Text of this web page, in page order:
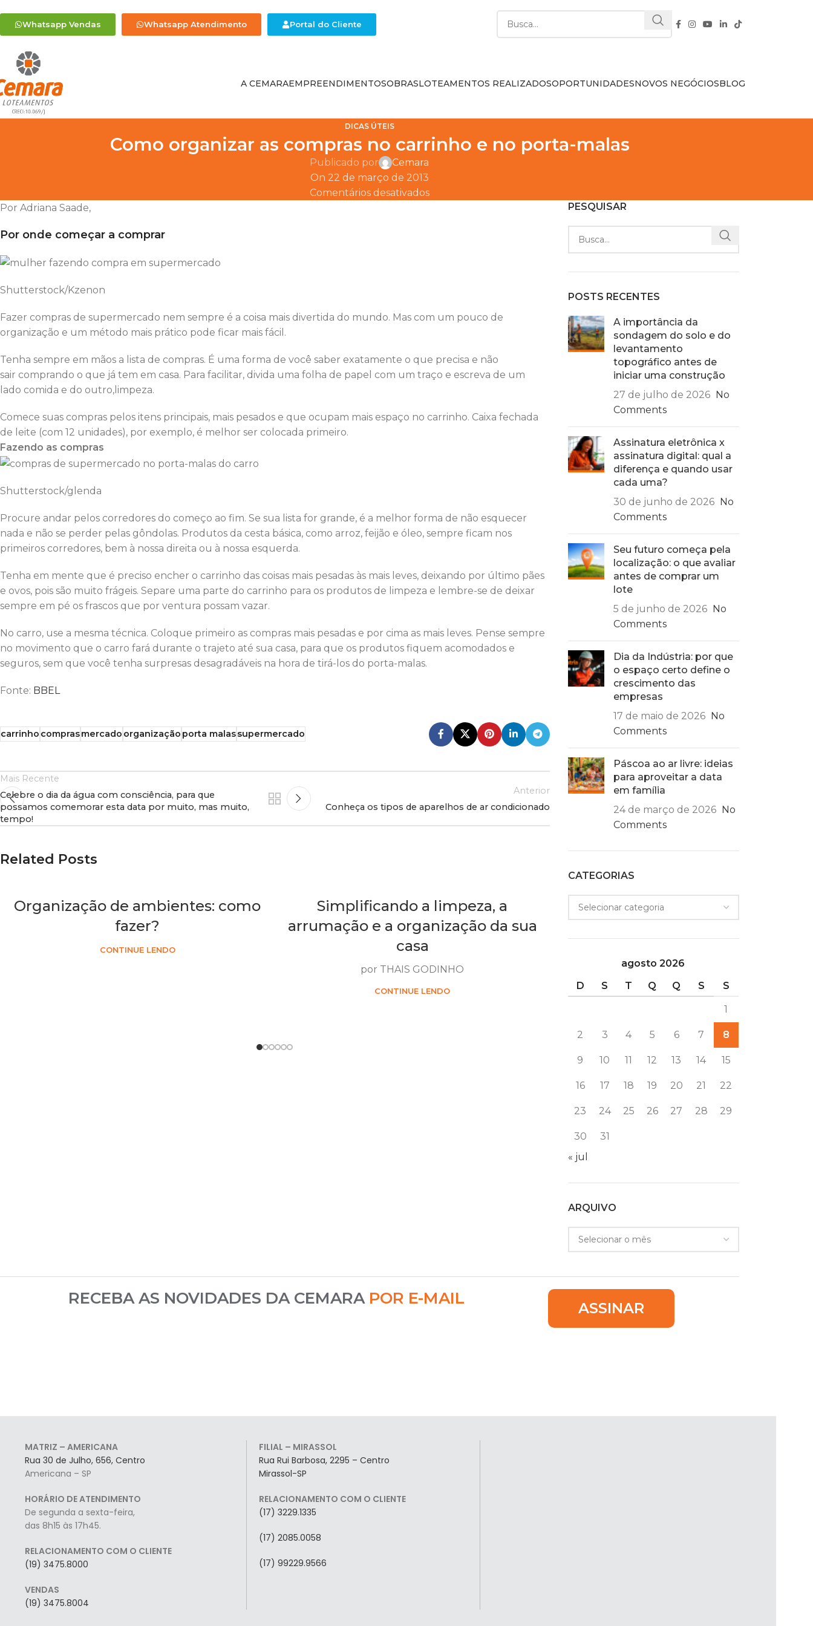
Whatsapp Vendas Whatsapp Atendimento Portal do Cliente
A CEMARAEMPREENDIMENTOSOBRASLOTEAMENTOS REALIZADOSOPORTUNIDADESNOVOS NEGÓCIOSBLOG
DICAS ÚTEIS
Como organizar as compras no carrinho e no porta-malas
Publicado por
Cemara
On 22 de março de 2013
Comentários desativados
Por Adriana Saade,
Por onde começar a comprar
Shutterstock/Kzenon
Fazer compras de supermercado nem sempre é a coisa mais divertida do mundo. Mas com um pouco de
organização e um método mais prático pode ficar mais fácil.
Tenha sempre em mãos a lista de compras. É uma forma de você saber exatamente o que precisa e não
sair comprando o que já tem em casa. Para facilitar, divida uma folha de papel com um traço e escreva de um
lado comida e do outro,limpeza.
Comece suas compras pelos itens principais, mais pesados e que ocupam mais espaço no carrinho. Caixa fechada
de leite (com 12 unidades), por exemplo, é melhor ser colocada primeiro.
Fazendo as compras
Shutterstock/glenda
Procure andar pelos corredores do começo ao fim. Se sua lista for grande, é a melhor forma de não esquecer
nada e não se perder pelas gôndolas. Produtos da cesta básica, como arroz, feijão e óleo, sempre ficam nos
primeiros corredores, bem à nossa direita ou à nossa esquerda.
Tenha em mente que é preciso encher o carrinho das coisas mais pesadas às mais leves, deixando por último pães
e ovos, pois são muito frágeis. Separe uma parte do carrinho para os produtos de limpeza e lembre-se de deixar
sempre em pé os frascos que por ventura possam vazar.
No carro, use a mesma técnica. Coloque primeiro as compras mais pesadas e por cima as mais leves. Pense sempre
no movimento que o carro fará durante o trajeto até sua casa, para que os produtos fiquem acomodados e
seguros, sem que você tenha surpresas desagradáveis na hora de tirá-los do porta-malas.
Fonte: BBEL
carrinhocomprasmercadoorganizaçãoporta malassupermercado
Mais Recente
Celebre o dia da água com consciência, para que
possamos comemorar esta data por muito, mas muito,
tempo!
Anterior
Conheça os tipos de aparelhos de ar condicionado
Related Posts
Organização de ambientes: como
fazer?
CONTINUE LENDO
Simplificando a limpeza, a
arrumação e a organização da sua
casa
por THAIS GODINHO
CONTINUE LENDO
APRENDA A ORGANIZAR AS
PEÇAS ÍNTIMAS
PESQUISAR
POSTS RECENTES
A importância da
sondagem do solo e do
levantamento
topográfico antes de
iniciar uma construção
27 de julho de 2026 No
Comments
Assinatura eletrônica x
assinatura digital: qual a
diferença e quando usar
cada uma?
30 de junho de 2026 No
Comments
Seu futuro começa pela
localização: o que avaliar
antes de comprar um
lote
5 de junho de 2026 No
Comments
Dia da Indústria: por que
o espaço certo define o
crescimento das
empresas
17 de maio de 2026 No
Comments
Páscoa ao ar livre: ideias
para aproveitar a data
em família
24 de março de 2026 No
Comments
CATEGORIAS
agosto 2026
D
S T Q Q S S
1
2 3 4 5 6 7 8
9 10 11 12 13 14 15
16 17 18 19 20 21 22
23 24 25 26 27 28 29
30
31
« jul
ARQUIVO
RECEBA AS NOVIDADES DA CEMARA POR E-MAIL
ASSINAR
MATRIZ – AMERICANA
Rua 30 de Julho, 656, Centro
Americana – SP
HORÁRIO DE ATENDIMENTO
De segunda a sexta-feira,
das 8h15 às 17h45.
RELACIONAMENTO COM O CLIENTE
(19) 3475.8000
VENDAS
(19) 3475.8004
FILIAL – MIRASSOL
Rua Rui Barbosa, 2295 – Centro
Mirassol-SP
RELACIONAMENTO COM O CLIENTE
(17) 3229.1335
(17) 2085.0058
(17) 99229.9566